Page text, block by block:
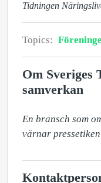
Tidningen
Topics:
Om
samverkan
En bransch som
värnar